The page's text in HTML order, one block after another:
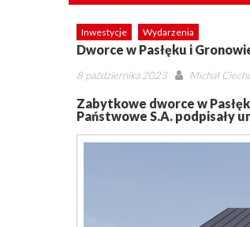
Inwestycje Wydarzenia
Dworce w Pasłęku i
Posted
8 października 2023 Author
Michał
Zabytkowe dworce w
Państwowe S.A. podpisały